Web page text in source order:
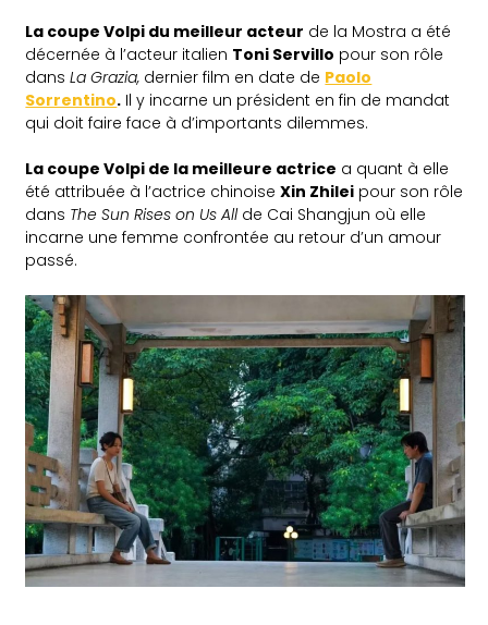
La coupe Volpi du meilleur acteur de la Mostra a été
décernée à l’acteur italien Toni Servillo pour son rôle
dansLa Grazia, dernier film en date de Paolo
Sorrentino. Il y incarne un président en fin de mandat
qui doit faire face à d’importants dilemmes.
La coupe Volpi de la meilleure actrice a quant à elle
été attribuée à l’actrice chinoiseXin Zhilei pour son rôle
dans The Sun Rises on Us All de Cai Shangjun où elle
incarne une femme confrontée au retour d’un amour
passé.